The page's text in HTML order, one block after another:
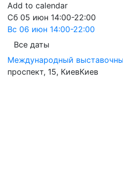
Add to calendar
Сб 05 июн 14:00-22:00
Вс 06 июн 14:00-22:00
Все даты
Международный
проспект, 15, КиевКиев